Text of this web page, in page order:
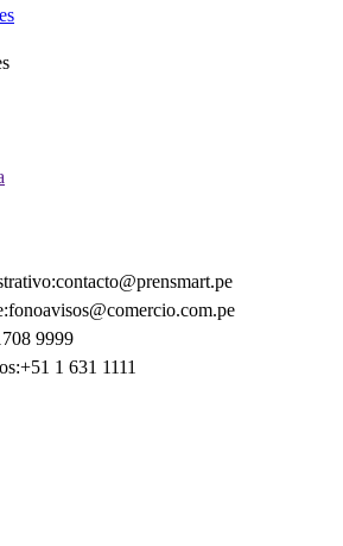
:contacto@prensmart.pe
:fonoavisos@comercio.com.pe
9999
:+51 1 631 1111